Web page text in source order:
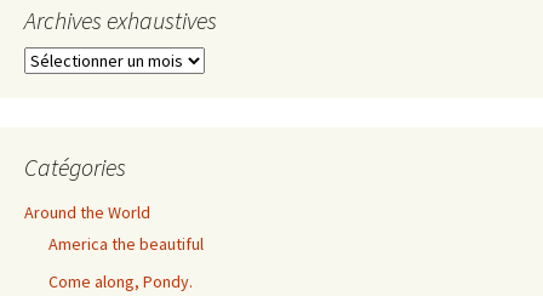
Archives exhaustives
Archives
Catégories
Around the World
America the beautiful
Come along, Pondy.